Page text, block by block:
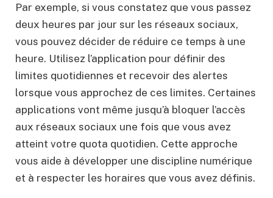
Par exemple, si vous constatez que vous passez
deux heures par jour sur les réseaux sociaux,
vous pouvez décider de réduire ce temps à une
heure. Utilisez l’application pour définir des
limites quotidiennes et recevoir des alertes
lorsque vous approchez de ces limites. Certaines
applications vont même jusqu’à bloquer l’accès
aux réseaux sociaux une fois que vous avez
atteint votre quota quotidien. Cette approche
vous aide à développer une discipline numérique
et à respecter les horaires que vous avez définis.